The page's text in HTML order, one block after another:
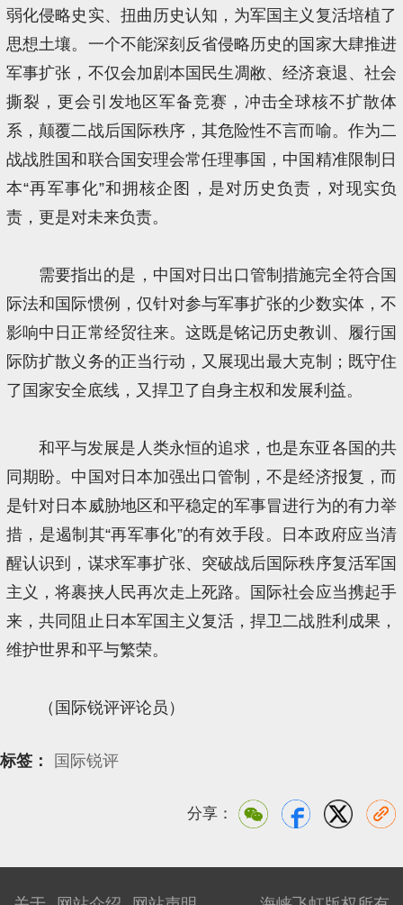
弱化侵略史实、扭曲历史认知，为军国主义复活培植了
思想土壤。一个不能深刻反省侵略历史的国家大肆推进
军事扩张，不仅会加剧本国民生凋敝、经济衰退、社会
撕裂，更会引发地区军备竞赛，冲击全球核不扩散体
系，颠覆二战后国际秩序，其危险性不言而喻。作为二
战战胜国和联合国安理会常任理事国，中国精准限制日
本“再军事化”和拥核企图，是对历史负责，对现实负
责，更是对未来负责。
需要指出的是，中国对日出口管制措施完全符合国
际法和国际惯例，仅针对参与军事扩张的少数实体，不
影响中日正常经贸往来。这既是铭记历史教训、履行国
际防扩散义务的正当行动，又展现出最大克制；既守住
了国家安全底线，又捍卫了自身主权和发展利益。
和平与发展是人类永恒的追求，也是东亚各国的共
同期盼。中国对日本加强出口管制，不是经济报复，而
是针对日本威胁地区和平稳定的军事冒进行为的有力举
措，是遏制其“再军事化”的有效手段。日本政府应当清
醒认识到，谋求军事扩张、突破战后国际秩序复活军国
主义，将裹挟人民再次走上死路。国际社会应当携起手
来，共同阻止日本军国主义复活，捍卫二战胜利成果，
维护世界和平与繁荣。
（国际锐评评论员）
标签： 国际锐评
分享：